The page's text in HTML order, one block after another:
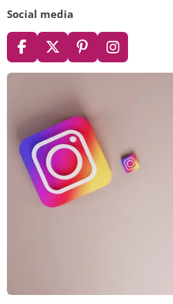
Social media
F
a
o
k
X
P
i
e
r
e
s
t
I
n
m